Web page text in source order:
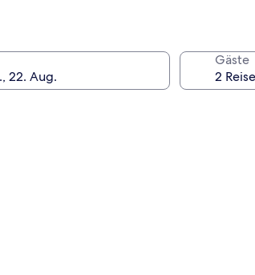
Gäste